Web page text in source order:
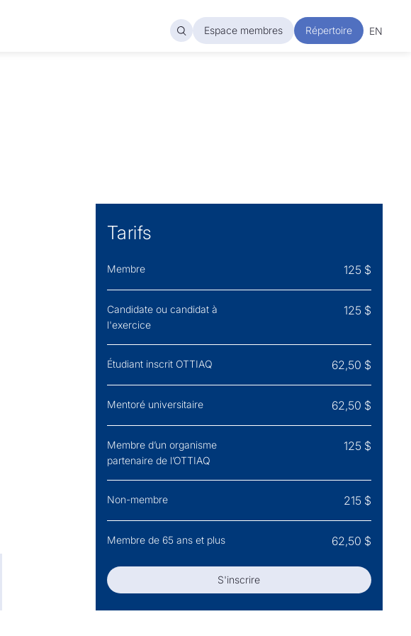
Espace membres
Espace membres Répertoire
Répertoire EN
Tarifs
Membre 125 $
Candidate ou candidat à
l'exercice
125 $
Étudiant inscrit OTTIAQ 62,50 $
Mentoré universitaire 62,50 $
Membre d’un organisme
partenaire de l’OTTIAQ
125 $
Non-membre 215 $
Membre de 65 ans et plus 62,50 $
S'inscrire
S'inscrire